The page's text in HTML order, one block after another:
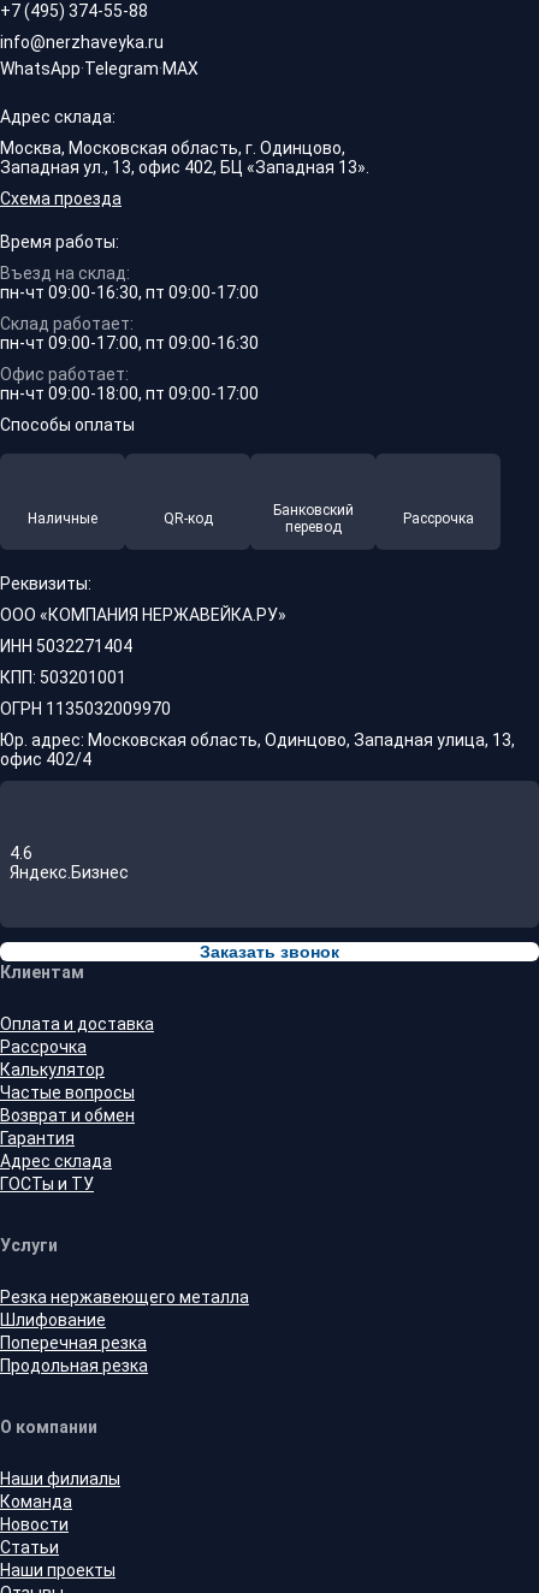
+7 (495) 374-55-88
info@nerzhaveyka.ru
WhatsApp·Telegram·MAX
Адрес склада:
Москва, Московская область, г. Одинцово,
Западная ул., 13, офис 402, БЦ «Западная 13».
Схема проезда
Время работы:
Въезд на склад:
пн-чт 09:00-16:30, пт 09:00-17:00
Склад работает:
пн-чт 09:00-17:00, пт 09:00-16:30
Офис работает:
пн-чт 09:00-18:00, пт 09:00-17:00
Способы оплаты
Наличные QR-код
Банковский
перевод
Рассрочка
Реквизиты:
ООО «КОМПАНИЯ НЕРЖАВЕЙКА.РУ»
ИНН 5032271404
КПП: 503201001
ОГРН 1135032009970
Юр. адрес: Московская область, Одинцово, Западная улица, 13,
офис 402/4
4.6
Яндекс.Бизнес
Заказать звонок
Клиентам
Оплата и доставка
Рассрочка
Калькулятор
Частые вопросы
Возврат и обмен
Гарантия
Адрес склада
ГОСТы и ТУ
Услуги
Резка нержавеющего металла
Шлифование
Поперечная резка
Продольная резка
О компании
Наши филиалы
Команда
Новости
Статьи
Наши проекты